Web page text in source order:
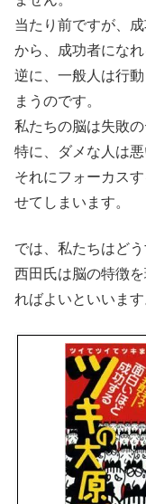
当たり前ですが、
から、成功者になれ
逆に、一般人は行
まうのです。
私たちの脳は失敗
特に、ダメな人は
それにフォーカス
せてしまいます。
では、私たちはど
西田氏は脳の特徴
ればよいといいます